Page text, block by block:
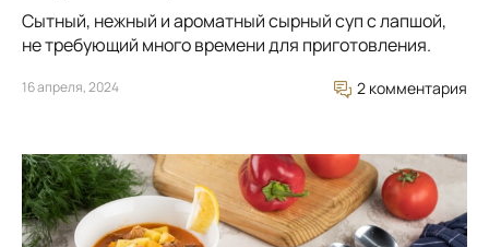
Сытный, нежный и ароматный сырный суп с лапшой,
не требующий много времени для приготовления.
16 апреля, 2024 2 комментария